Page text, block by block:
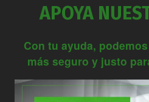
APOYA
Con tu ayuda,
más seguro y justo